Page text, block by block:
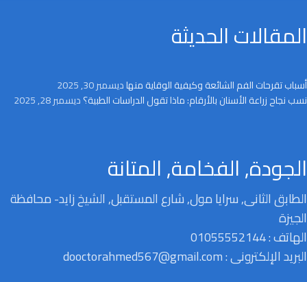
المقالات الحديثة
أسباب تقرحات الفم الشائعة وكيفية الوقاية منهاديسمبر 30, 2025
نسب نجاح زراعة الأسنان بالأرقام: ماذا تقول الدراسات الطبية؟ديسمبر 28, 2025
الجودة, الفخامة, المتانة
الطابق الثانى, سرايا مول, شارع المستقبل, الشيخ زايد- محافظة
الجيزة
الهاتف : 01055552144
البريد الإلكترونى : dooctorahmed567@gmail.com